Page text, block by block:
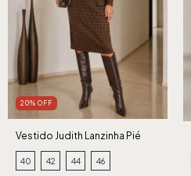
20% OFF
Vestido Judith Lanzinha Pié
Caramelo
40 42 44 46